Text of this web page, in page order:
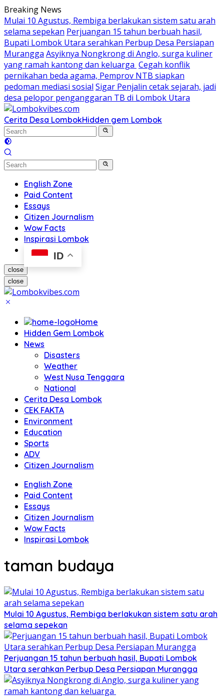
Skip
to
content
Breaking News
Mulai 10 Agustus, Rembiga berlakukan sistem satu arah
selama sepekan Perjuangan 15 tahun berbuah hasil,
Bupati Lombok Utara serahkan Perbup Desa Persiapan
Murangga Asyiknya Nongkrong di Anglo, surga kuliner
yang ramah kantong dan keluarga Cegah konflik
pernikahan beda agama, Pemprov NTB siapkan
pedoman mediasi sosial Sigar Penjalin cetak sejarah, jadi
desa pelopor penganggaran TB di Lombok Utara
Cerita Desa LombokHidden gem Lombok
English Zone
Paid Content
Essays
Citizen Journalism
Wow Facts
Inspirasi Lombok
ID
close
close
Home
Hidden Gem Lombok
News
Disasters
Weather
West Nusa Tenggara
National
Cerita Desa Lombok
CEK FAKTA
Environment
Education
Sports
ADV
Citizen Journalism
English Zone
Paid Content
Essays
Citizen Journalism
Wow Facts
Inspirasi Lombok
taman budaya
Mulai 10 Agustus, Rembiga berlakukan sistem satu arah
selama sepekan
Perjuangan 15 tahun berbuah hasil, Bupati Lombok
Utara serahkan Perbup Desa Persiapan Murangga